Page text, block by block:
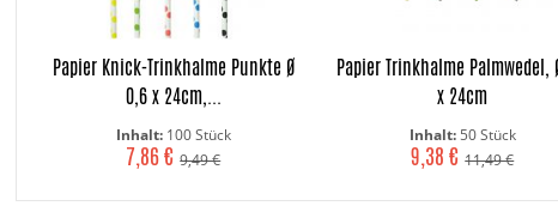
Papier Knick-Trinkhalme Punkte Ø
0,6 x 24cm,...
Inhalt: 100 Stück
7,86 € 9,49 €
Papier Trinkhalme Palmwedel,
x 24cm
Inhalt: 50 Stück
9,38 € 11,49 €